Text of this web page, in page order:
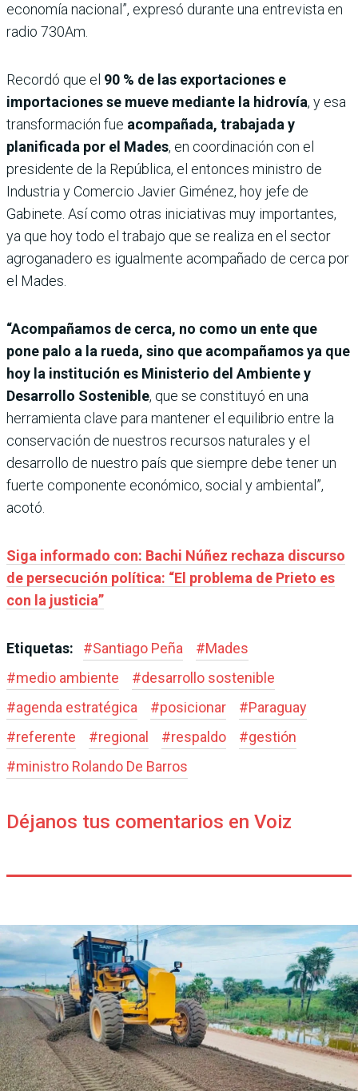
economía nacional”, expresó durante una entrevista en
radio 730Am.
Recordó que el 90 % de las exportaciones e
importaciones se mueve mediante la hidrovía, y esa
transformación fue acompañada, trabajada y
planificada por el Mades, en coordinación con el
presidente de la República, el entonces ministro de
Industria y Comercio Javier Giménez, hoy jefe de
Gabinete. Así como otras iniciativas muy importantes,
ya que hoy todo el trabajo que se realiza en el sector
agroganadero es igualmente acompañado de cerca por
el Mades.
“Acompañamos de cerca, no como un ente que
pone palo a la rueda, sino que acompañamos ya que
hoy la institución es Ministerio del Ambiente y
Desarrollo Sostenible, que se constituyó en una
herramienta clave para mantener el equilibrio entre la
conservación de nuestros recursos naturales y el
desarrollo de nuestro país que siempre debe tener un
fuerte componente económico, social y ambiental”,
acotó.
Siga informado con: Bachi Núñez rechaza discurso
de persecución política: “El problema de Prieto es
con la justicia”
Etiquetas: #Santiago Peña #Mades
#medio ambiente #desarrollo sostenible
#agenda estratégica #posicionar #Paraguay
#referente #regional #respaldo #gestión
#ministro Rolando De Barros
Déjanos tus comentarios en Voiz